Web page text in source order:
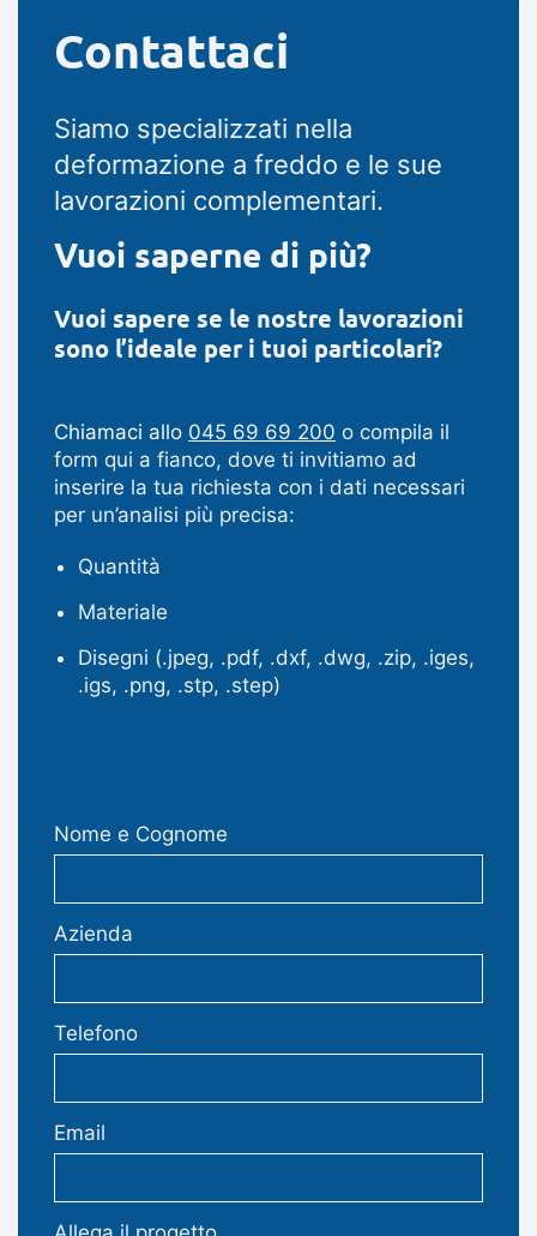
Contattaci
Siamo specializzati nella
deformazione a freddo e le sue
lavorazioni complementari.
Vuoi saperne di più?
Vuoi sapere se le nostre lavorazioni
sono l’ideale per i tuoi particolari?
Chiamaci allo 045 69 69 200 o compila il
form qui a fianco, dove ti invitiamo ad
inserire la tua richiesta con i dati necessari
per un’analisi più precisa:
Quantità
Materiale
Disegni (.jpeg, .pdf, .dxf, .dwg, .zip, .iges,
.igs, .png, .stp, .step)
Nome e Cognome
Azienda
Telefono
Email